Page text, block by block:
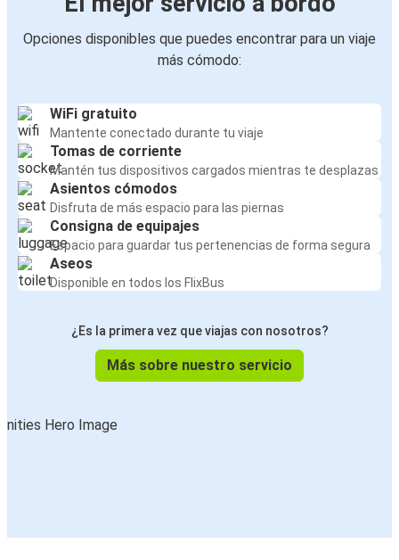
Opciones disponibles que puedes encontrar para un viaje
más cómodo:
WiFi gratuito
Mantente conectado durante tu viaje
Tomas de corriente
Mantén tus dispositivos cargados mientras te desplazas
Asientos cómodos
Disfruta de más espacio para las piernas
Consigna de equipajes
Espacio para guardar tus pertenencias de forma segura
Aseos
Disponible en todos los FlixBus
¿Es la primera vez que viajas con nosotros?
Más sobre nuestro servicio